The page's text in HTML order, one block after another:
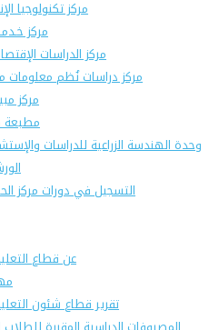
مركز تكنولوجيا
مركز
مركز الدراسات
مركز دراسات نُظم معلومات
مركز
مطبعة
وحدة الهندسة الزراعية للدراسات
التسجيل في دورات مركز
عن قطاع
تقرير قطاع شئون